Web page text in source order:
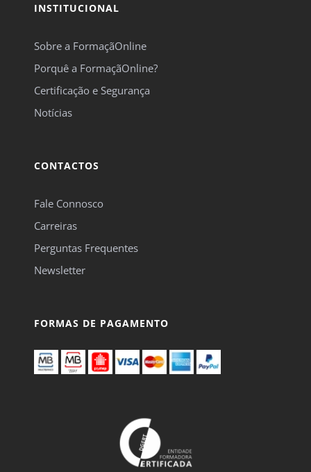
INSTITUCIONAL
Sobre a FormaçãOnline
Porquê a FormaçãOnline?
Certificação e Segurança
Notícias
CONTACTOS
Fale Connosco
Carreiras
Perguntas Frequentes
Newsletter
FORMAS DE PAGAMENTO